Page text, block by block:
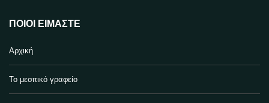
ΠΟΙΟΙ ΕΊΜΑΣΤΕ
Αρχική
Το μεσιτικό γραφείο